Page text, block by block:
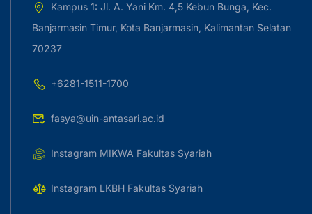
Kampus 1: Jl. A. Yani Km. 4,5 Kebun Bunga, Kec.
Banjarmasin Timur, Kota Banjarmasin, Kalimantan Selatan
70237
+6281-1511-1700
fasya@uin-antasari.ac.id
Instagram MIKWA Fakultas Syariah
Instagram LKBH Fakultas Syariah